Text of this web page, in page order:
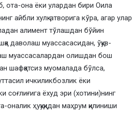
ота-она ёки улардан бири Оила
айбли хулқ-атворига кўра, агар улар
алимент тўлашдан бўйин
даволаш муассасасидан, ўқув-
муассасалардан олишдан бош
шафқатсиз муомалада бўлса,
ичкиликбозлик ёки
соғлиғига ёхуд эри (хотини)нинг
оналик ҳуқуқидан маҳрум қилиниши